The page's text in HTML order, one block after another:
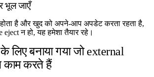
भूल जाएँ
है और खुद को अपने-आप अपडेट करता रहता है,
न हो, यह हमेशा तैयार रहे।
लिए बनाया गया जो external
काम करते हैं